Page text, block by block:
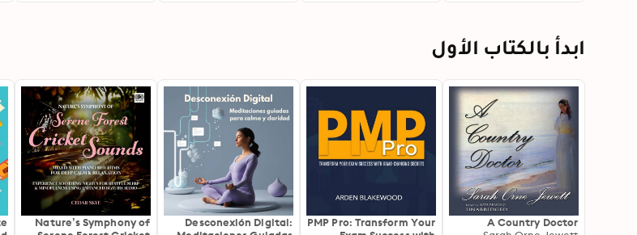
ابدأ بالكتاب الأول
A Country Doctor
PMP Pro: Transform Your
Desconexión Digital:
Nature’s Symphony of